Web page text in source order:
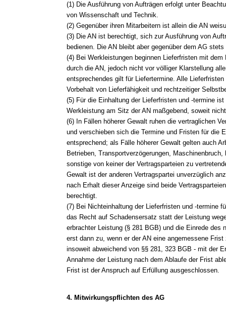
(1) Die Ausführung von Aufträgen erfolgt unter
von Wissenschaft und Technik.
(2) Gegenüber ihren Mitarbeitern ist allein die AN
(3) Die AN ist berechtigt, sich zur Ausführung von
bedienen. Die AN bleibt aber gegenüber dem AG
(4) Bei Werkleistungen beginnen Lieferfristen mit
durch die AN, jedoch nicht vor völliger Klarstellung
entsprechendes gilt für Liefertermine. Alle
Vorbehalt von Lieferfähigkeit und rechtzeitiger
(5) Für die Einhaltung der Lieferfristen und -termine
Werkleistung am Sitz der AN maßgebend, soweit
(6) In Fällen höherer Gewalt ruhen die vertraglichen
und verschieben sich die Termine und Fristen für die
entsprechend; als Fälle höherer Gewalt gelten auch
Betrieben, Transportverzögerungen,
sonstige von keiner der Vertragsparteien zu
Gewalt ist der anderen Vertragspartei unverzüglich
nach Erhalt dieser Anzeige sind beide
berechtigt.
(7) Bei Nichteinhaltung der Lieferfristen und -termine
das Recht auf Schadensersatz statt der Leistung
erbrachter Leistung (§ 281 BGB) und die Einrede des
erst dann zu, wenn er der AN eine angemessene
insoweit abweichend von §§ 281, 323 BGB - mit der
Annahme der Leistung nach dem Ablaufe der Frist
Frist ist der Anspruch auf Erfüllung ausgeschlossen.
4. Mitwirkungspflichten des AG